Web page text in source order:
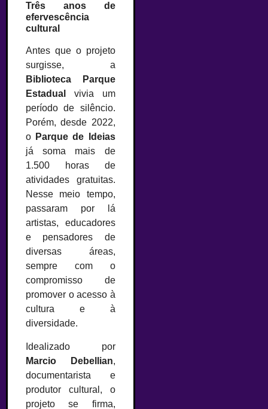
Três anos de
efervescência
cultural
Antes que o projeto
surgisse, a
Biblioteca Parque
Estadual
vivia um
período de silêncio.
Porém, desde 2022,
o Parque de Ideias
já soma mais de
1.500 horas de
atividades gratuitas.
Nesse meio tempo,
passaram por lá
artistas, educadores
e pensadores de
diversas áreas,
sempre com o
compromisso de
promover o acesso à
cultura e à
diversidade.
Idealizado por
Marcio Debellian,
documentarista e
produtor cultural, o
projeto se firma,